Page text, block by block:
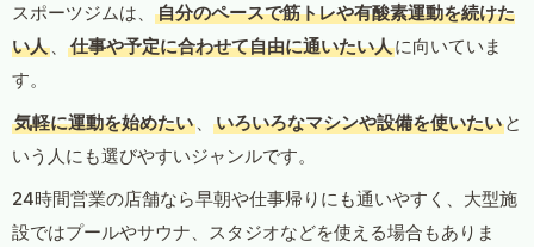
スポーツジムは、
自分のペースで筋トレや有酸素運動を続けた
い人 、 仕事や予定に合わせて自由に通いたい人に向いていま
す。
気軽に運動を始めたい 、 いろいろなマシンや設備を使いたい と
いう人にも選びやすいジャンルです。
24時間営業の店舗なら早朝や仕事帰りにも通いやすく、大型施
設ではプールやサウナ、スタジオなどを使える場合もありま